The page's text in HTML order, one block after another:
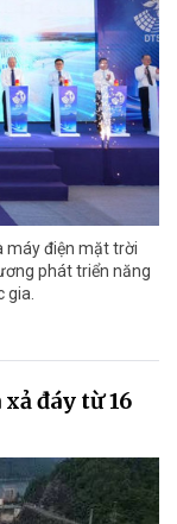
máy điện mặt trời
phát triển năng
gia.
đáy từ 16